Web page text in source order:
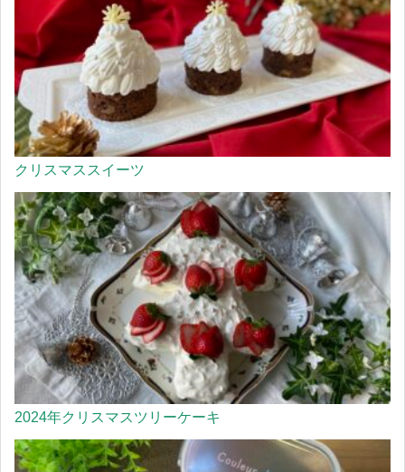
クリスマススイーツ
2024年クリスマスツリーケーキ